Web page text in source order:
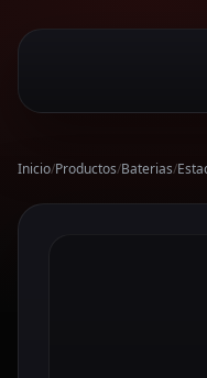
Inicio/Productos/Baterias/